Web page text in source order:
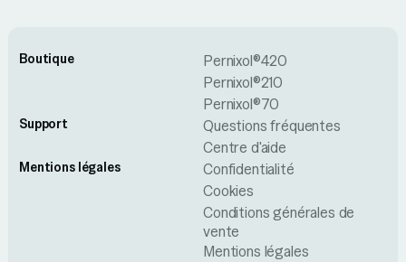
Boutique
Pernixol®420
Pernixol®210
Pernixol®70
Support
Questions fréquentes
Centre d'aide
Mentions légales
Confidentialité
Cookies
Conditions générales de
vente
Mentions légales